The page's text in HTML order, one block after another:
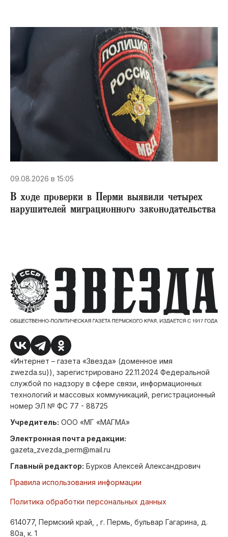
09.08.2026 в 15:05
В ходе проверки в Перми выявили четырех
нарушителей миграционного законодательства
«Интернет – газета «Звезда» (доменное имя
zwezda.su)), зарегистрировано 22.11.2024 Федеральной
службой по надзору в сфере связи, информационных
технологий и массовых коммуникаций, регистрационный
номер ЭЛ № ФС 77 - 88725
Учредитель: ООО «МГ «МАГМА»
Электронная почта редакции:
gazeta_zvezda_perm@mail.ru
Главный редактор: Бурков Алексей Александрович
Правила использования информации
Политика обработки персональных данных
614077, Пермский край, , г. Пермь, бульвар Гагарина, д.
80а, к. 1